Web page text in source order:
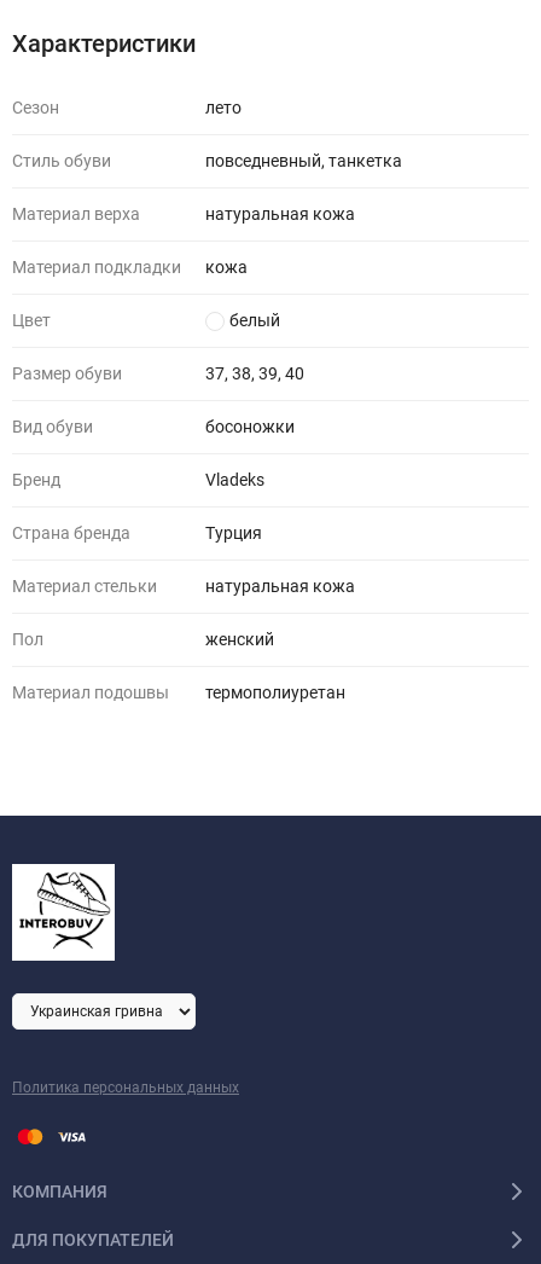
Характеристики
Сезон лето
Стиль обуви повседневный, танкетка
Материал верха натуральная кожа
Материал подкладки кожа
Цвет белый
Размер обуви 37, 38, 39, 40
Вид обуви босоножки
Бренд Vladeks
Страна бренда Турция
Материал стельки натуральная кожа
Пол женский
Материал подошвы термополиуретан
Политика персональных данных
КОМПАНИЯ
ДЛЯ ПОКУПАТЕЛЕЙ